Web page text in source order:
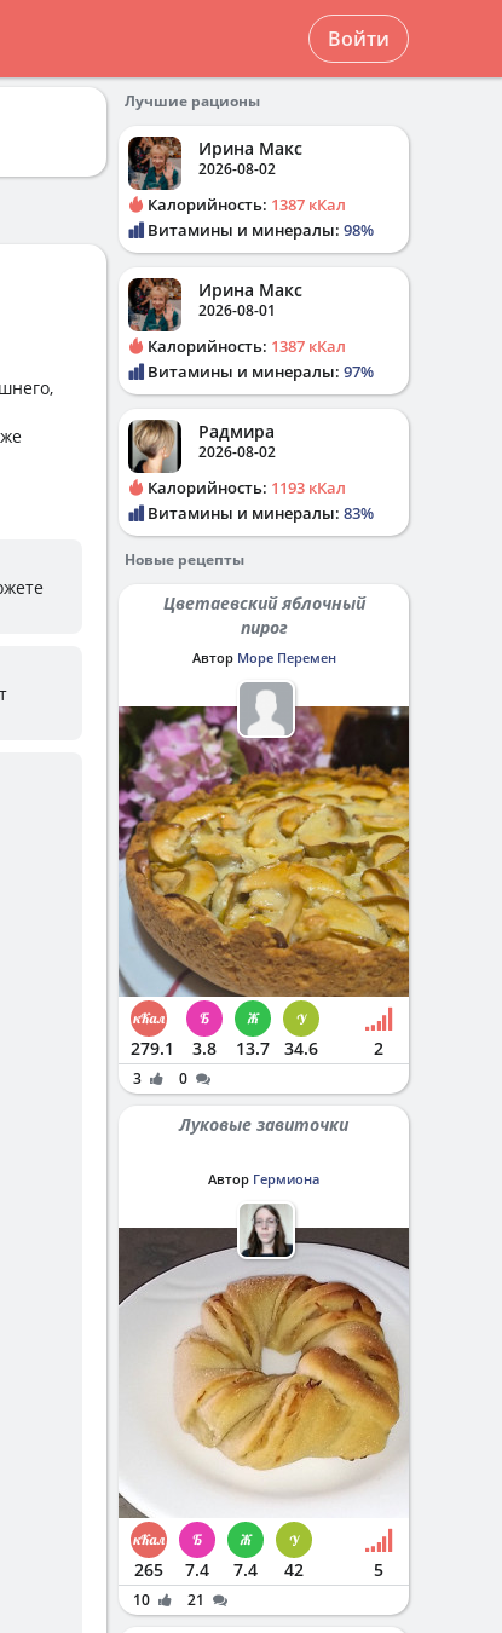
Войти
Лучшие рационы
Ирина Макс
2026-08-02
Калорийность: 1387 кКал
Витамины и минералы: 98%
Ирина Макс
2026-08-01
Калорийность: 1387 кКал
Витамины и минералы: 97%
Радмира
2026-08-02
Калорийность: 1193 кКал
Витамины и минералы: 83%
Новые рецепты
Цветаевский яблочный
пирог
Автор Море Перемен
279.1 3.8 13.7 34.6 2
3 0
Луковые завиточки
Автор Гермиона
265 7.4 7.4 42 5
10 21